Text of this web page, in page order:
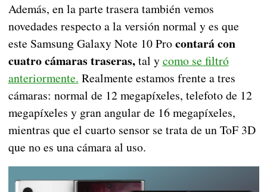
Además, en la parte trasera también vemos
novedades respecto a la versión normal y es que
este Samsung Galaxy Note 10 Procontará con
cuatro cámaras traseras,tal ycomo se filtró
anteriormente. Realmente estamos frente a tres
cámaras: normal de 12 megapíxeles, telefoto de 12
megapíxeles y gran angular de 16 megapíxeles,
mientras que el cuarto sensor se trata de un ToF 3D
que no es una cámara al uso.